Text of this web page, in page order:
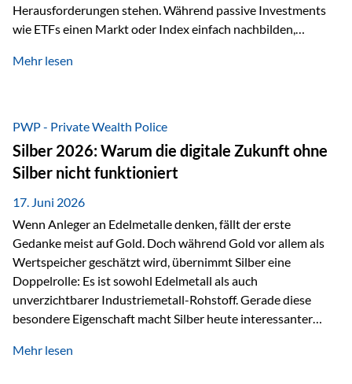
Herausforderungen stehen. Während passive Investments
wie ETFs einen Markt oder Index einfach nachbilden,
setzen auf die Expertise erfahrener Fondsmanager, die
Veränderungen geprägt ist, kann diese aktive
Herangehensweise einen entscheidenden Mehrwert bieten.
Was zeichnet aktive Fonds aus? Aktive Fonds verfolgen das
Ziel, nicht nur einen Markt abzubilden, sondern gezielt
Anlageentscheidungen zu treffen. Fondsmanager
analysieren Unternehmen,…
Mehr lesen
PWP - Private Wealth Police
Silber 2026: Warum die digitale Zukunft ohne
Silber nicht funktioniert
17. Juni 2026
Wenn Anleger an Edelmetalle denken, fällt der erste
Gedanke meist auf Gold. Doch während Gold vor allem als
Wertspeicher geschätzt wird, übernimmt Silber eine
Doppelrolle: Es ist sowohl Edelmetall als auch
unverzichtbarer Industriemetall-Rohstoff. Gerade diese
besondere Eigenschaft macht Silber heute interessanter
elektrischer – und genau dort spielt Silber eine
Mehr lesen